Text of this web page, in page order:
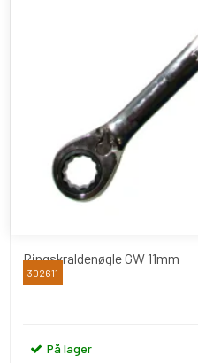
Ringskraldenøgle GW 11mm
BATO
302611
På lager